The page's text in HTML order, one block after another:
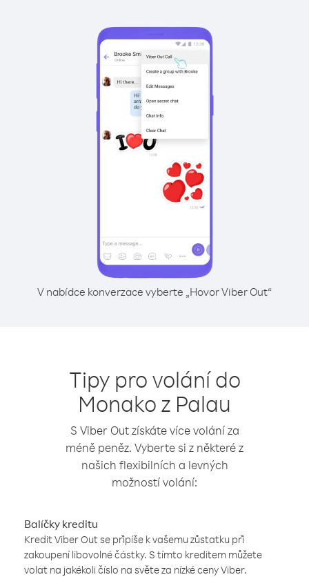
V nabídce konverzace vyberte „Hovor Viber Out“
Tipy pro volání do
Monako z Palau
S Viber Out získáte více volání za
méně peněz. Vyberte si z některé z
našich flexibilních a levných
možností volání:
Balíčky kreditu
Kredit Viber Out se připíše k vašemu zůstatku při
zakoupení libovolné částky. S tímto kreditem můžete
volat na jakékoli číslo na světe za nízké ceny Viber.